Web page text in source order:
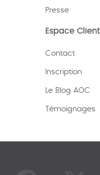
Presse
Espace Client
Contact
Inscription
Le Blog AOC
Témoignages